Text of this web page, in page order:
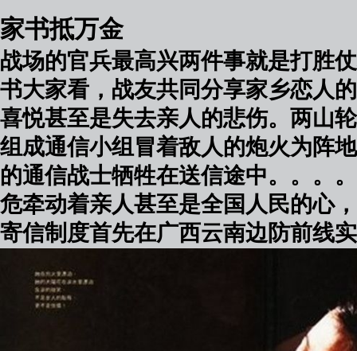
家书抵万金
战场的官兵最高兴两件事就是打胜
书大家看，战友共同分享家乡恋人
喜悦甚至是失去亲人的悲伤。两山
组成通信小组冒着敌人的炮火为阵
的通信战士牺牲在送信途中。。。
危牵动着亲人甚至是全国人民的心
寄信制度首先在广西云南边防前线